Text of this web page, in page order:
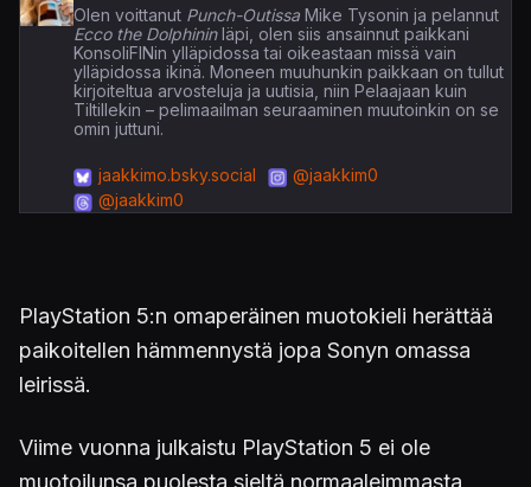
Olen voittanutPunch-OutissaMike Tysonin ja pelannut
Ecco the Dolphininläpi, olen siis ansainnut paikkani
KonsoliFINin ylläpidossa tai oikeastaan missä vain
ylläpidossa ikinä. Moneen muuhunkin paikkaan on tullut
kirjoiteltua arvosteluja ja uutisia, niin Pelaajaan kuin
Tiltillekin – pelimaailman seuraaminen muutoinkin on se
omin juttuni.
jaakkimo.bsky.social
@jaakkim0
@jaakkim0
PlayStation 5:n omaperäinen muotokieli herättää
paikoitellen hämmennystä jopa Sonyn omassa
leirissä.
Viime vuonna julkaistu PlayStation 5 ei ole
muotoilunsa puolesta sieltä normaaleimmasta